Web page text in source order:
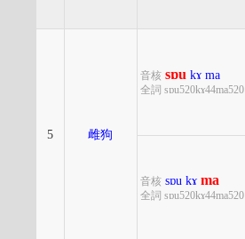
5 雌狗
音核 sɒu kɤ ma
全詞 sɒu520kɤ44ma520
音核 sɒu kɤ ma
全詞 sɒu520kɤ44ma520